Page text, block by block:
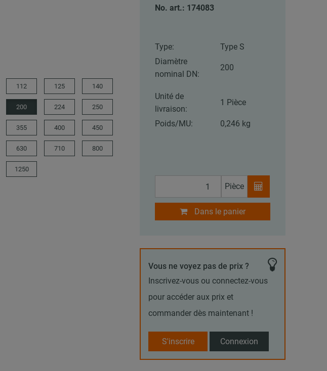
112 125 140
200 224 250
355 400 450
630 710 800
1250
No. art.: 174083
Type:
Type S
Diamètre
nominal DN:
200
Unité de
livraison:
1 Pièce
Poids/MU: 0,246 kg
Pièce
Dans le panier
Vous ne voyez pas de prix ?
Inscrivez-vous ou connectez-vous
pour accéder aux prix et
commander dès maintenant !
S'inscrire Connexion